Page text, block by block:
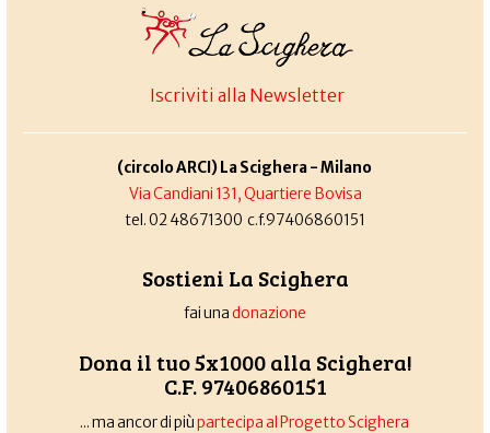
Iscriviti alla Newsletter
(circolo ARCI) La Scighera - Milano
Via Candiani 131, Quartiere Bovisa
tel. 02 48671300 c.f.97406860151
Sostieni La Scighera
fai unadonazione
Dona il tuo 5x1000 alla Scighera!
C.F. 97406860151
... ma ancor di piùpartecipa al Progetto Scighera